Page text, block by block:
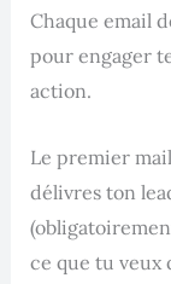
Chaque email
pour engager
action.
Le premier
délivres ton
ce que tu veux